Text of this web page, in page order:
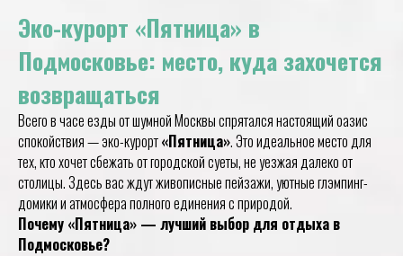
Эко-курорт «Пятница» в
Подмосковье: место, куда захочется
возвращаться
Всего в часе езды от шумной Москвы спрятался настоящий оазис
спокойствия — эко-курорт«Пятница». Это идеальное место для
тех, кто хочет сбежать от городской суеты, не уезжая далеко от
столицы. Здесь вас ждут живописные пейзажи, уютные глэмпинг-
домики и атмосфера полного единения с природой.
Почему «Пятница» — лучший выбор для отдыха в
Подмосковье?